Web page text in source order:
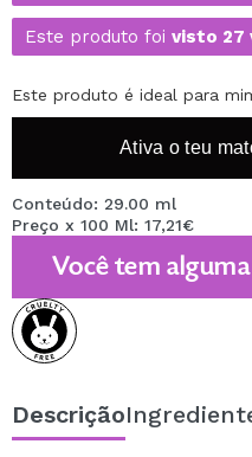
Este produto foi visto 27
Este produto é ideal para
Ativa o teu
Conteúdo: 29.00 ml
Preço x 100 Ml: 17,21€
Você tem
Descrição